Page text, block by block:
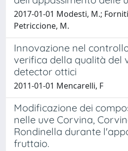
2017-01-01 Modesti, M.;
Petriccione, M.
Innovazione nel
verifica della qualità del
detector ottici
2011-01-01 Mencarelli, F
Modificazione dei
nelle uve Corvina,
Rondinella durante
fruttaio.